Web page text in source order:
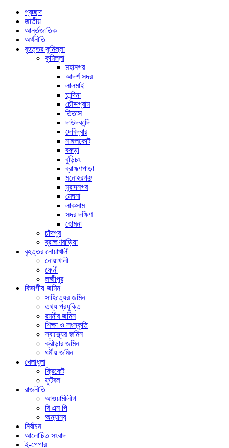
প্রচ্ছদ
জাতীয়
আর্ন্তজাতিক
অর্থনীতি
বৃহত্তর কুমিল্লা
কুমিল্লা
মহানগর
আদর্শ সদর
লালমাই
চান্দিনা
চৌদ্দগ্রাম
তিতাস
দাউদকান্দি
দেবিদ্বার
নাঙ্গলকোট
বরুড়া
বুড়িচং
ব্রাহ্মণপাড়া
মনোহরগঞ্জ
মুরাদনগর
মেঘনা
লাকসাম
সদর দক্ষিণ
হোমনা
চাঁদপুর
ব্রাহ্মণবাড়িয়া
বৃহত্তর নোয়াখালী
নোয়াখালী
ফেনী
লক্ষ্মীপুর
বিভাগীয় জমিন
সাহিত্যের জমিন
তথ্য প্রযুক্তি
রমনীর জমিন
শিক্ষা ও সংস্কৃতি
স্বাস্থ্যের জমিন
ক্রীড়ার জমিন
ধর্মীয় জমিন
খেলাধুলা
ক্রিকেট
ফুটবল
রাজনীতি
আওয়ামীলীগ
বি এন পি
অন্যান্য
নির্বাচন
আলোচিত সংবাদ
ই-পেপার